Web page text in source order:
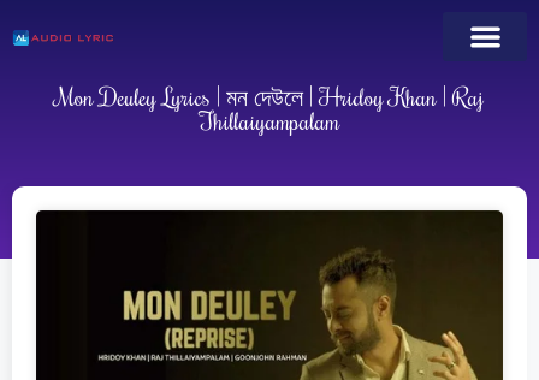
Mon Deuley Lyrics | মন দেউলে | Hridoy Khan | Raj
Thillaiyampalam